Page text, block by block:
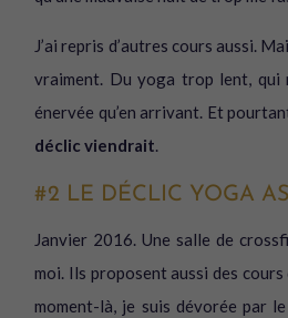
J’ai repris d’autres cours aussi.
vraiment. Du yoga trop lent, qui
énervée qu’en arrivant. Et
déclic viendrait.
#2 LE DÉCLIC YOGA
Janvier 2016. Une salle de
moi. Ils proposent aussi des cours
moment-là, je suis dévorée par